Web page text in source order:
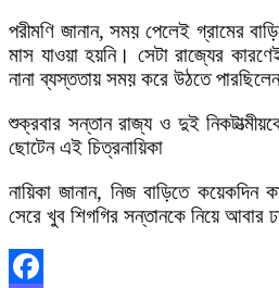
পরীমণি জানান, সময় পেলেই গ্রামের
মাস যাওয়া হয়নি। সেটা রাজ্যের
নানা ব্যস্ততায় সময় করে উঠতে
শুক্রবার সন্তান রাজ্য ও দুই নিকটাত্মীয়কে
ছোটেন এই চিত্রনায়িকা
নায়িকা জানান, নিজ বাড়িতে কয়েকদিন
সেরে খুব শিগগির সন্তানকে নিয়ে আবার